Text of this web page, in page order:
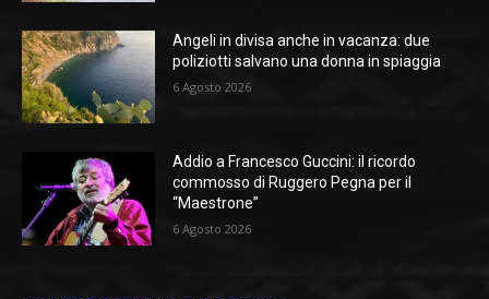
Angeli in divisa anche in vacanza: due
poliziotti salvano una donna in spiaggia
6 Agosto 2026
Addio a Francesco Guccini: il ricordo
commosso di Ruggero Pegna per il
“Maestrone”
6 Agosto 2026